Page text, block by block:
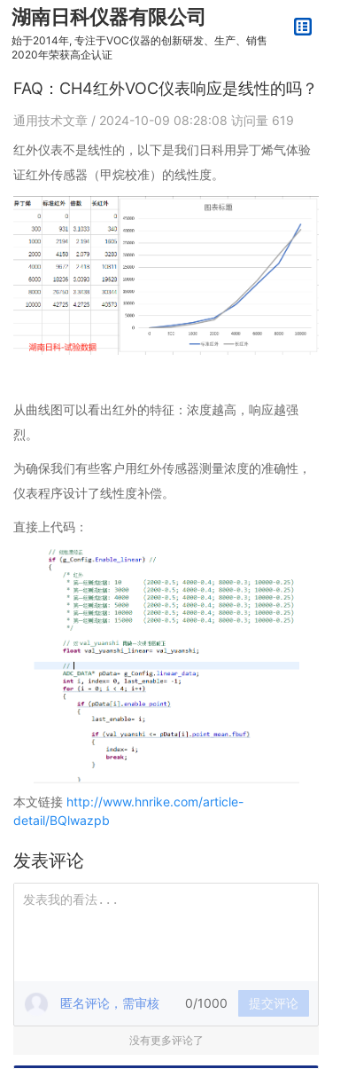
湖南日科仪器有限公司
始于2014年, 专注于VOC仪器的创新研发、生产、销售
2020年荣获高企认证
FAQ：CH4红外VOC仪表响应是线性的吗？
通用技术文章 / 2024-10-09 08:28:08 访问量 619
红外仪表不是线性的，以下是我们日科用异丁烯气体验
证红外传感器（甲烷校准）的线性度。
从曲线图可以看出红外的特征：浓度越高，响应越强
烈。
为确保我们有些客户用红外传感器测量浓度的准确性，
仪表程序设计了线性度补偿。
直接上代码：
本文链接 http://www.hnrike.com/article-
detail/BQlwazpb
发表评论
匿名评论，需审核 0/1000 提交评论
没有更多评论了